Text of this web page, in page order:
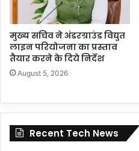
मुख्य सचिव ने अंडरग्राउंड विद्युत
लाइन परियोजना का प्रस्ताव
तैयार करने के दिये निर्देश
August 5, 2026
Recent Tech News